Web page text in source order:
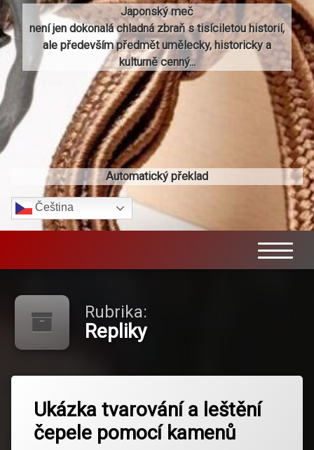
Japonský meč
není jen dokonalá chladná zbraň s tisíciletou historií,
ale především předmět umělecky, historicky a
kulturně cenný...
Automatický překlad
Čeština‎
Rubrika:
Repliky
Ukázka tvarování a leštění
čepele pomocí kamenů
Slavík
togi